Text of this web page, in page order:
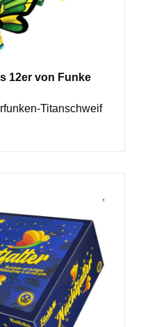
12er von Funke
Titanschweif